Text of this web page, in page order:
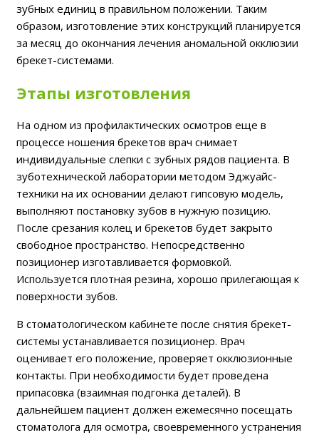
зубных единиц в правильном положении. Таким
образом, изготовление этих конструкций планируется
за месяц до окончания лечения аномальной окклюзии
брекет-системами.
Этапы изготовления
На одном из профилактических осмотров еще в
процессе ношения брекетов врач снимает
индивидуальные слепки с зубных рядов пациента. В
зуботехнической лаборатории методом Эджуайс-
техники на их основании делают гипсовую модель,
выполняют постановку зубов в нужную позицию.
После срезания колец и брекетов будет закрыто
свободное пространство. Непосредственно
позиционер изготавливается формовкой.
Используется плотная резина, хорошо прилегающая к
поверхности зубов.
В стоматологическом кабинете после снятия брекет-
системы устанавливается позиционер. Врач
оценивает его положение, проверяет окклюзионные
контакты. При необходимости будет проведена
припасовка (взаимная подгонка деталей). В
дальнейшем пациент должен ежемесячно посещать
стоматолога для осмотра, своевременного устранения